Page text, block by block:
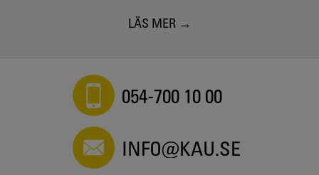
LÄS MER
054-700 10 00
INFO@KAU.SE